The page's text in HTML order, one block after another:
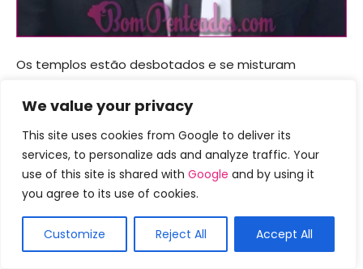
We value your privacy
This site uses cookies from Google to deliver its
services, to personalize ads and analyze traffic. Your
use of this site is shared with Google and by using it
you agree to its use of cookies.
Customize Reject All Accept All
Os templos estão desbotados e se misturam
permanece volumoso e penteado para trás. Você
pode estilizar o cabelo comprido da maneira que
preferir.